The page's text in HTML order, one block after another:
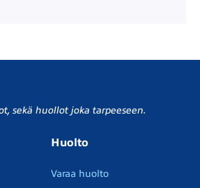
sekä huollot joka tarpeeseen.
Huolto
Varaa huolto